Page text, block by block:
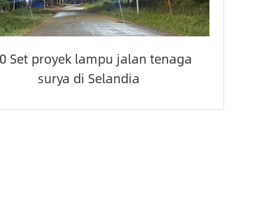
Set proyek lampu jalan tenaga
surya di Selandia